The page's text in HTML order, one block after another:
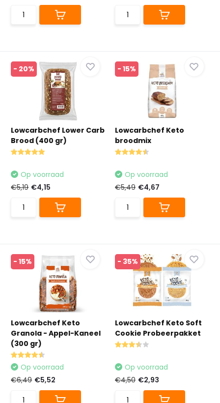
- 20%
Lowcarbchef Lower Carb
Brood (400 gr)
Op voorraad
€5,19 €4,15
- 15%
Lowcarbchef Keto
broodmix
Op voorraad
€5,49 €4,67
- 15%
Lowcarbchef Keto
Granola - Appel-Kaneel
(300 gr)
Op voorraad
€6,49 €5,52
- 35%
Lowcarbchef Keto Soft
Cookie Probeerpakket
Op voorraad
€4,50 €2,93